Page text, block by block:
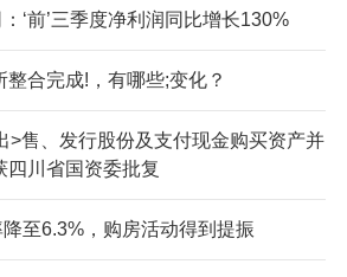
‘前’三季度净利润同比增长130%
整合完成!，有哪些;变化？
>售、发行股份及支付现金购买资产并
四川省国资委批复
降至6.3%，购房活动得到提振